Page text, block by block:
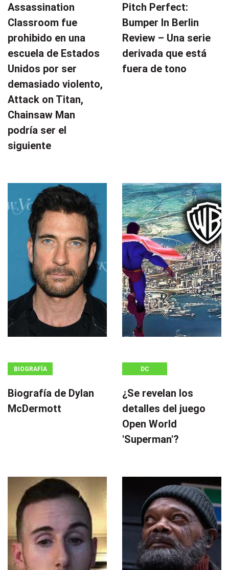
Assassination
Classroom fue
prohibido en una
escuela de Estados
Unidos por ser
demasiado violento,
Attack on Titan,
Chainsaw Man
podría ser el
siguiente
Pitch Perfect:
Bumper In Berlin
Review – Una serie
derivada que está
fuera de tono
BIOGRAFÍA
Biografía de Dylan
McDermott
DC
¿Se revelan los
detalles del juego
Open World
'Superman'?